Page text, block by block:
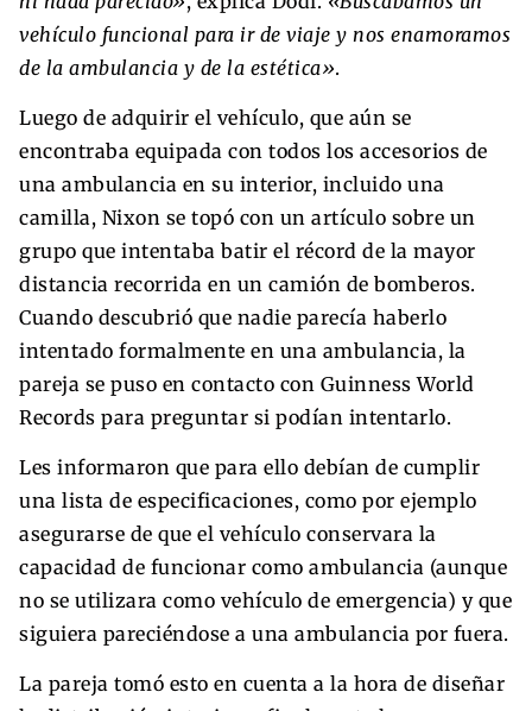
vehículo funcional para ir de viaje y nos enamoramos
de la ambulancia y de la estética».
Luego de adquirir el vehículo, que aún se
encontraba equipada con todos los accesorios de
una ambulancia en su interior, incluido una
camilla, Nixon se topó con un artículo sobre un
grupo que intentaba batir el récord de la mayor
distancia recorrida en un camión de bomberos.
Cuando descubrió que nadie parecía haberlo
intentado formalmente en una ambulancia, la
pareja se puso en contacto con Guinness World
Records para preguntar si podían intentarlo.
Les informaron que para ello debían de cumplir
una lista de especificaciones, como por ejemplo
asegurarse de que el vehículo conservara la
capacidad de funcionar como ambulancia (aunque
no se utilizara como vehículo de emergencia) y que
siguiera pareciéndose a una ambulancia por fuera.
La pareja tomó esto en cuenta a la hora de diseñar